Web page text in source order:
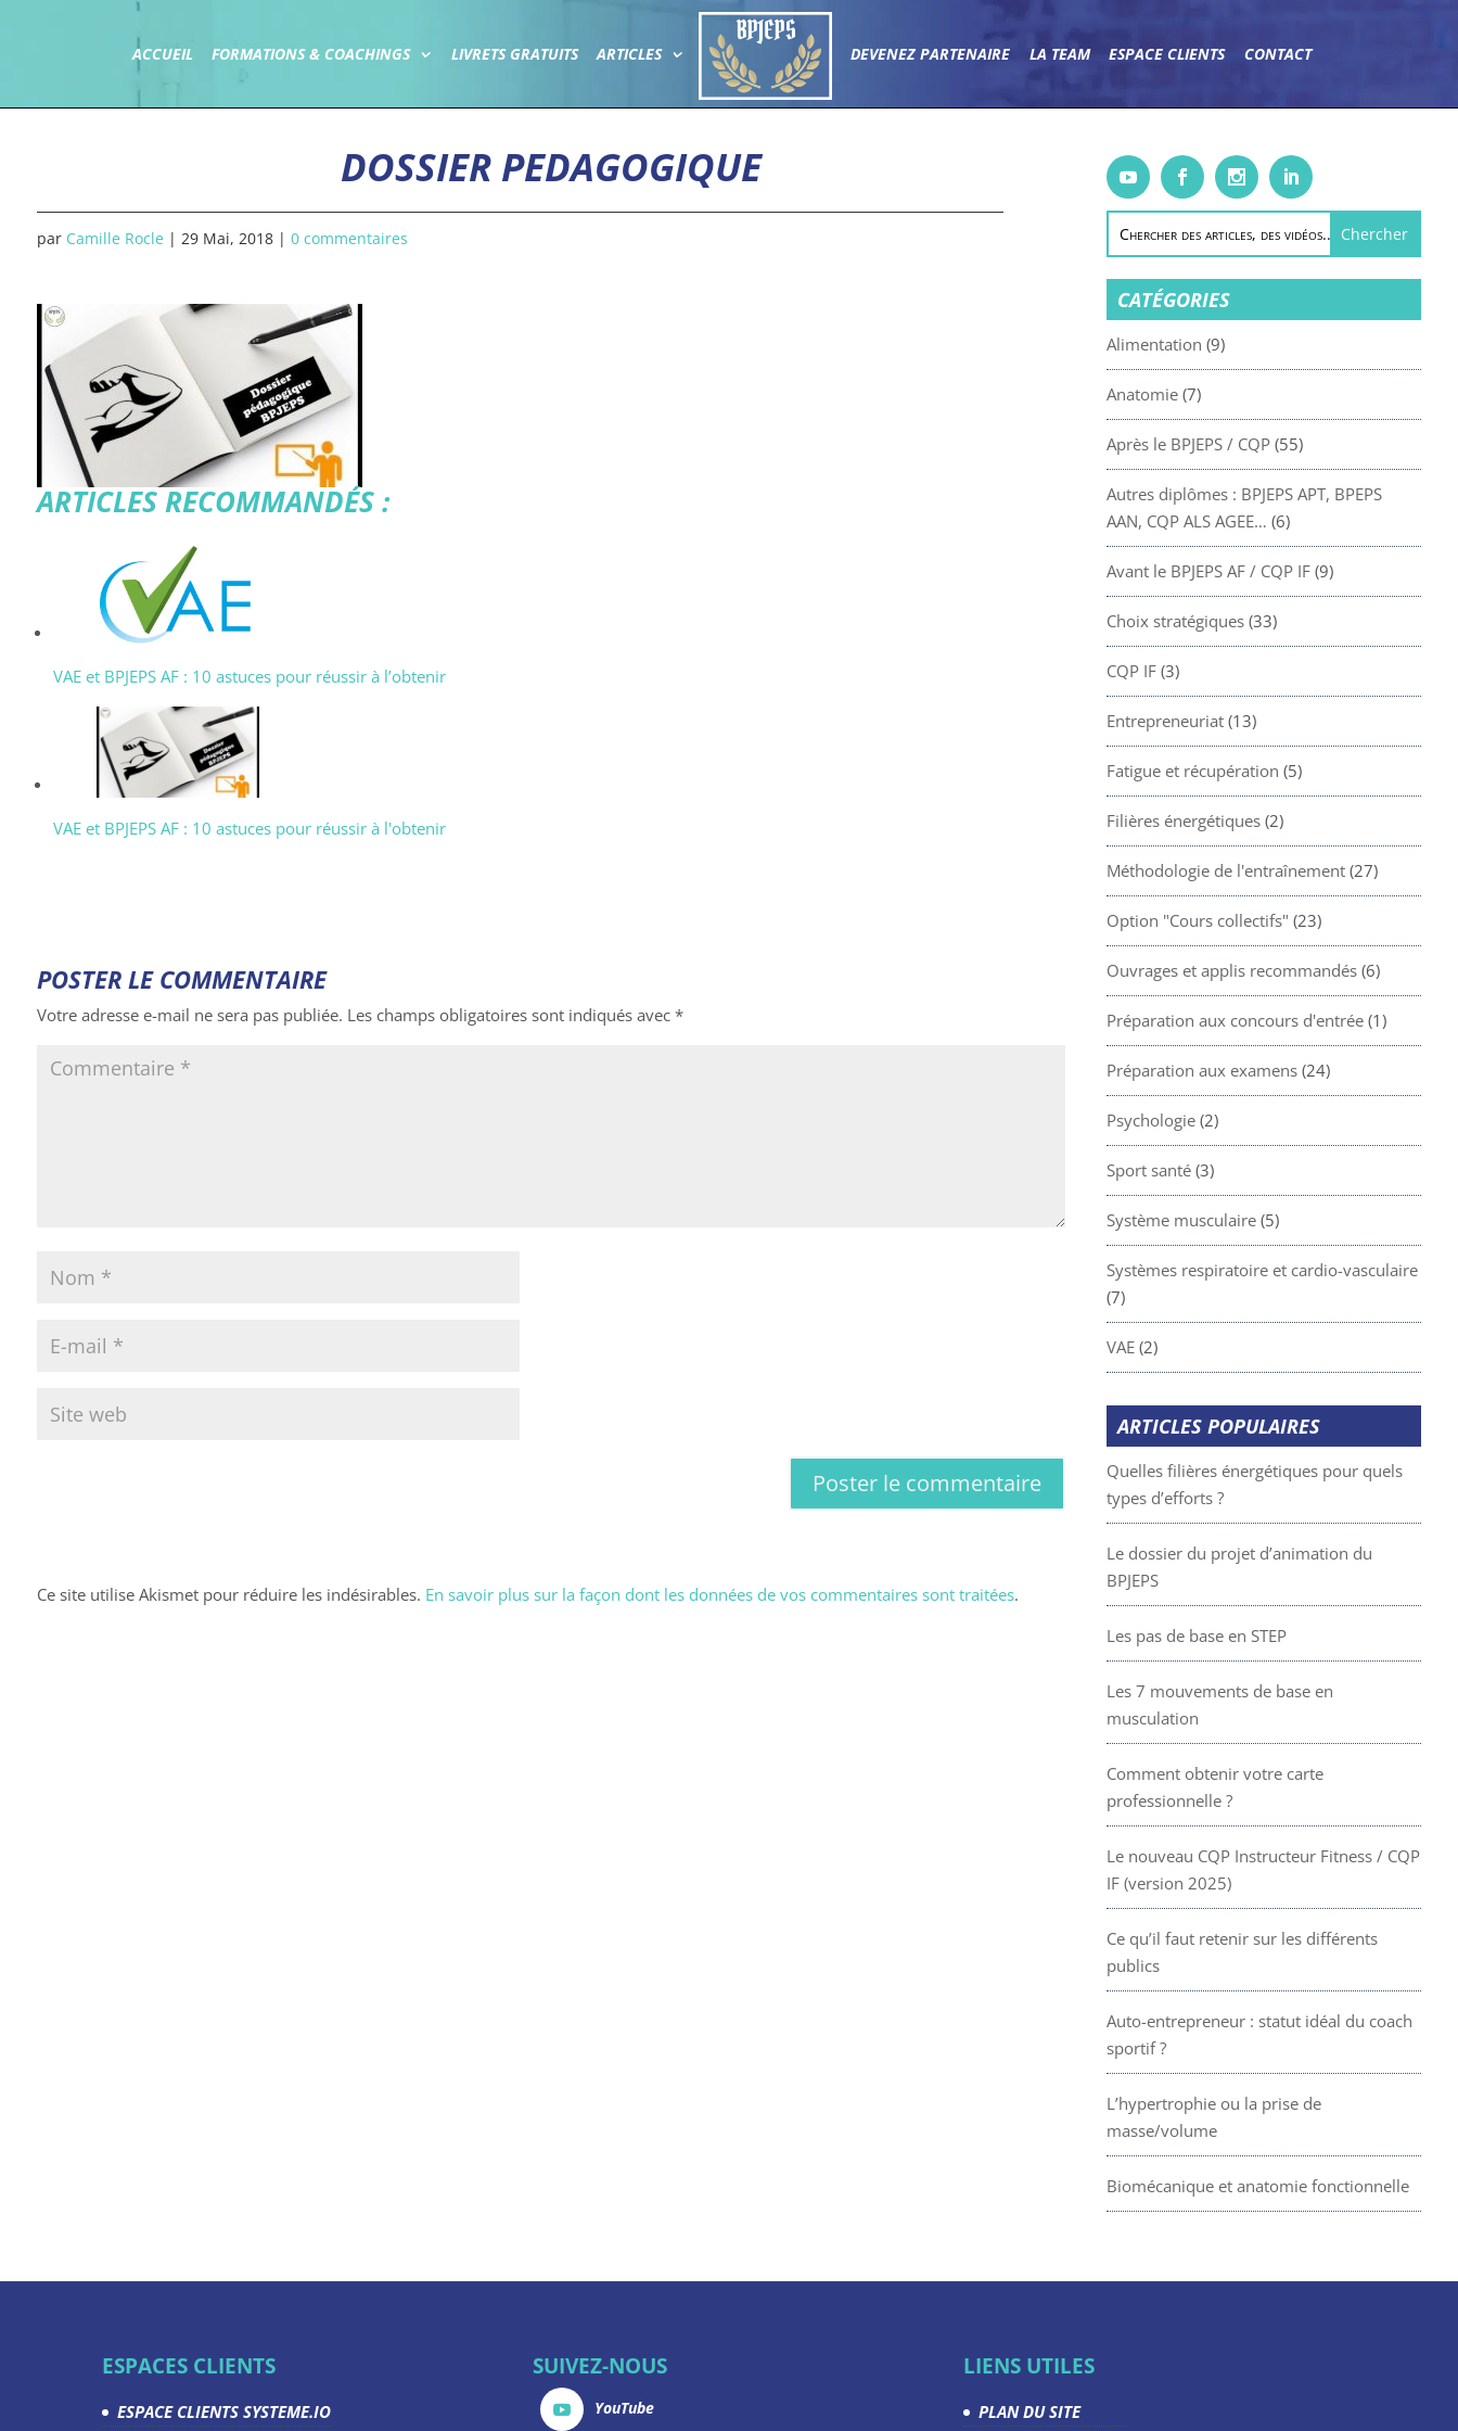
ACCUEIL FORMATIONS & COACHINGS LIVRETS GRATUITS ARTICLES DEVENEZ PARTENAIRE LA TEAM ESPACE CLIENTS CONTACT
DOSSIER PEDAGOGIQUE
par Camille Rocle | 29 Mai, 2018| 0 commentaires
ARTICLES RECOMMANDÉS :
VAE et BPJEPS AF : 10 astuces pour réussir à l’obtenir
VAE et BPJEPS AF : 10 astuces pour réussir à l'obtenir
POSTER LE COMMENTAIRE
Votre adresse e-mail ne sera pas publiée. Les champs obligatoires sont indiqués avec *
Ce site utilise Akismet pour réduire les indésirables. En savoir plus sur la façon dont les données de vos commentaires sont traitées.
CATÉGORIES
Alimentation (9)
Anatomie(7)
Après le BPJEPS / CQP(55)
Autres diplômes : BPJEPS APT, BPEPS
AAN, CQP ALS AGEE… (6)
Avant le BPJEPS AF / CQP IF(9)
Choix stratégiques(33)
CQP IF(3)
Entrepreneuriat(13)
Fatigue et récupération (5)
Filières énergétiques(2)
Méthodologie de l'entraînement(27)
Option "Cours collectifs" (23)
Ouvrages et applis recommandés(6)
Préparation aux concours d'entrée(1)
Préparation aux examens(24)
Psychologie(2)
Sport santé(3)
Système musculaire(5)
Systèmes respiratoire et cardio-vasculaire
(7)
VAE(2)
ARTICLES POPULAIRES
Quelles filières énergétiques pour quels
types d’efforts ?
Le dossier du projet d’animation du
BPJEPS
Les pas de base en STEP
Les 7 mouvements de base en
musculation
Comment obtenir votre carte
professionnelle ?
Le nouveau CQP Instructeur Fitness / CQP
IF (version 2025)
Ce qu’il faut retenir sur les différents
publics
Auto-entrepreneur : statut idéal du coach
sportif ?
L’hypertrophie ou la prise de
masse/volume
Biomécanique et anatomie fonctionnelle
ESPACES CLIENTS
ESPACE CLIENTS SYSTEME.IO
SUIVEZ-NOUS
YouTube
LIENS UTILES
PLAN DU SITE